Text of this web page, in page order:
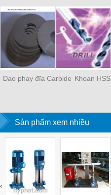
Dao phay đĩa Carbide Khoan HSS
Sản phẩm xem nhiều
‹